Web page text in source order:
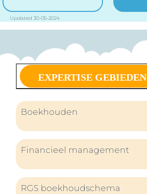
Updated 30-05-2024
EXPERTISE GEBIEDEN
Boekhouden
Financieel management
RGS boekhoudschema